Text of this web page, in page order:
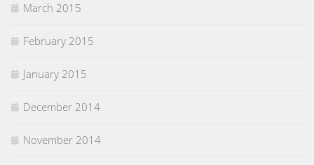
March 2015
February 2015
January 2015
December 2014
November 2014